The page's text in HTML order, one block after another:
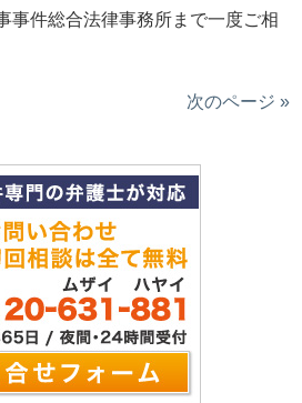
事件総合法律事務所まで一度ご相
次のページ »